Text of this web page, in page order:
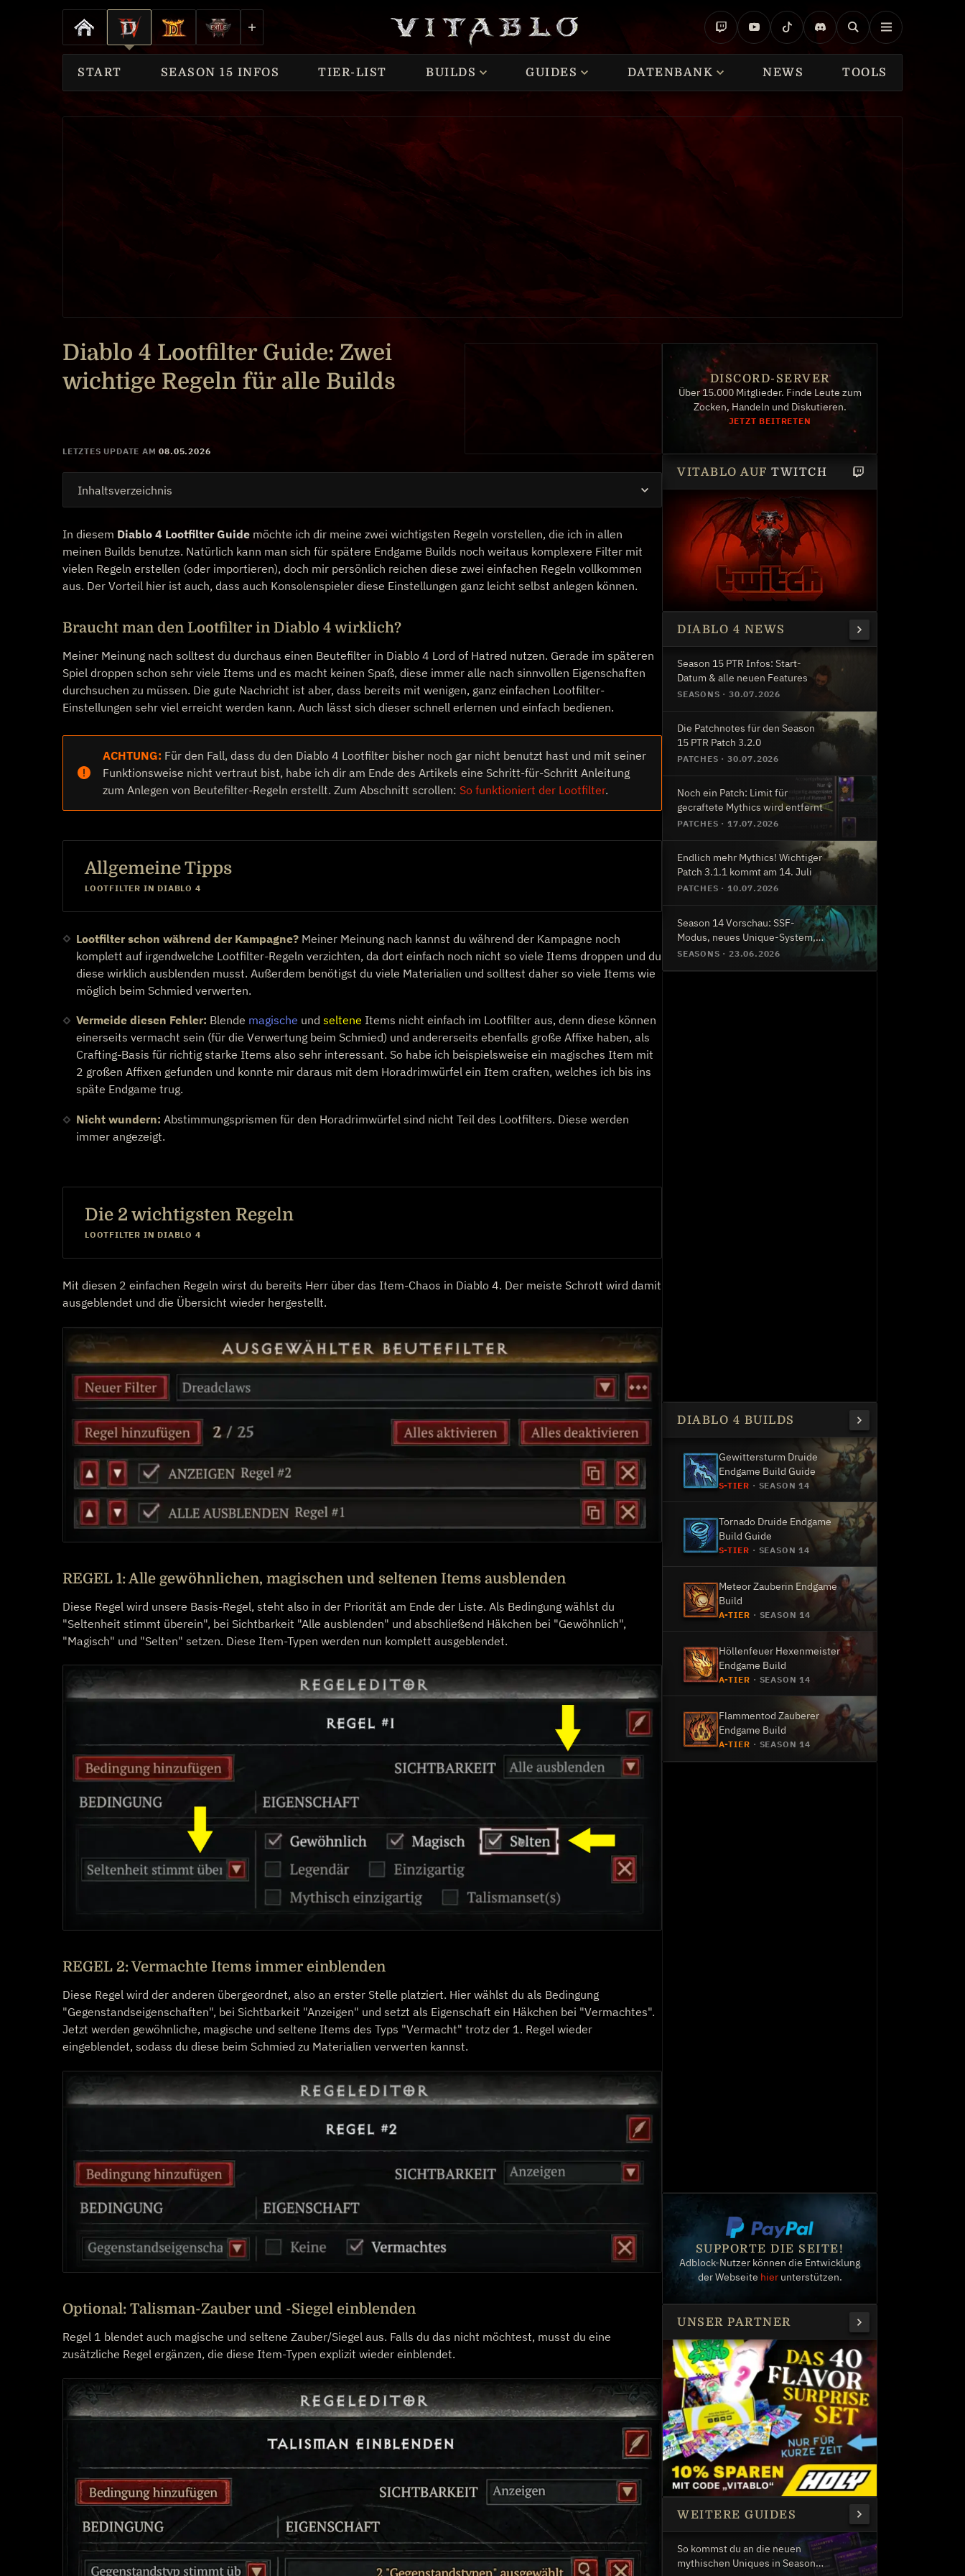
START SEASON 15 INFOS TIER-LIST BUILDS GUIDES DATENBANK NEWS TOOLS
Diablo 4 Lootfilter Guide: Zwei
wichtige Regeln für alle Builds
LETZTES UPDATE AM08.05.2026
Inhaltsverzeichnis
In diesem Diablo 4 Lootfilter Guide möchte ich dir meine zwei wichtigsten Regeln vorstellen, die ich in allen
meinen Builds benutze. Natürlich kann man sich für spätere Endgame Builds noch weitaus komplexere Filter mit
vielen Regeln erstellen (oder importieren), doch mir persönlich reichen diese zwei einfachen Regeln vollkommen
aus. Der Vorteil hier ist auch, dass auch Konsolenspieler diese Einstellungen ganz leicht selbst anlegen können.
Braucht man den Lootfilter in Diablo 4 wirklich?
Meiner Meinung nach solltest du durchaus einen Beutefilter in Diablo 4 Lord of Hatred nutzen. Gerade im späteren
Spiel droppen schon sehr viele Items und es macht keinen Spaß, diese immer alle nach sinnvollen Eigenschaften
durchsuchen zu müssen. Die gute Nachricht ist aber, dass bereits mit wenigen, ganz einfachen Lootfilter-
Einstellungen sehr viel erreicht werden kann. Auch lässt sich dieser schnell erlernen und einfach bedienen.
ACHTUNG: Für den Fall, dass du den Diablo 4 Lootfilter bisher noch gar nicht benutzt hast und mit seiner
Funktionsweise nicht vertraut bist, habe ich dir am Ende des Artikels eine Schritt-für-Schritt Anleitung
zum Anlegen von Beutefilter-Regeln erstellt. Zum Abschnitt scrollen: So funktioniert der Lootfilter.
Allgemeine Tipps
LOOTFILTER IN DIABLO 4
Lootfilter schon während der Kampagne? Meiner Meinung nach kannst du während der Kampagne noch
komplett auf irgendwelche Lootfilter-Regeln verzichten, da dort einfach noch nicht so viele Items droppen und du
diese wirklich ausblenden musst. Außerdem benötigst du viele Materialien und solltest daher so viele Items wie
möglich beim Schmied verwerten.
Vermeide diesen Fehler: Blende magische undseltene Items nicht einfach im Lootfilter aus, denn diese können
einerseits vermacht sein (für die Verwertung beim Schmied) und andererseits ebenfalls große Affixe haben, als
Crafting-Basis für richtig starke Items also sehr interessant. So habe ich beispielsweise ein magisches Item mit
2 großen Affixen gefunden und konnte mir daraus mit dem Horadrimwürfel ein Item craften, welches ich bis ins
späte Endgame trug.
Nicht wundern: Abstimmungsprismen für den Horadrimwürfel sind nicht Teil des Lootfilters. Diese werden
immer angezeigt.
Die 2 wichtigsten Regeln
LOOTFILTER IN DIABLO 4
Mit diesen 2 einfachen Regeln wirst du bereits Herr über das Item-Chaos in Diablo 4. Der meiste Schrott wird damit
ausgeblendet und die Übersicht wieder hergestellt.
REGEL 1: Alle gewöhnlichen, magischen und seltenen Items ausblenden
Diese Regel wird unsere Basis-Regel, steht also in der Priorität am Ende der Liste. Als Bedingung wählst du
"Seltenheit stimmt überein", bei Sichtbarkeit "Alle ausblenden" und abschließend Häkchen bei "Gewöhnlich",
"Magisch" und "Selten" setzen. Diese Item-Typen werden nun komplett ausgeblendet.
REGEL 2: Vermachte Items immer einblenden
Diese Regel wird der anderen übergeordnet, also an erster Stelle platziert. Hier wählst du als Bedingung
"Gegenstandseigenschaften", bei Sichtbarkeit "Anzeigen" und setzt als Eigenschaft ein Häkchen bei "Vermachtes".
Jetzt werden gewöhnliche, magische und seltene Items des Typs "Vermacht" trotz der 1. Regel wieder
eingeblendet, sodass du diese beim Schmied zu Materialien verwerten kannst.
Optional: Talisman-Zauber und -Siegel einblenden
Regel 1 blendet auch magische und seltene Zauber/Siegel aus. Falls du das nicht möchtest, musst du eine
zusätzliche Regel ergänzen, die diese Item-Typen explizit wieder einblendet.
DISCORD-SERVER
Über 15.000 Mitglieder. Finde Leute zum
Zocken, Handeln und Diskutieren.
JETZT BEITRETEN
VITABLO AUF TWITCH
DIABLO 4 NEWS
Season 15 PTR Infos: Start-
Datum & alle neuen Features
SEASONS · 30.07.2026
Die Patchnotes für den Season
15 PTR Patch 3.2.0
PATCHES · 30.07.2026
Noch ein Patch: Limit für
gecraftete Mythics wird entfernt
PATCHES · 17.07.2026
Endlich mehr Mythics! Wichtiger
Patch 3.1.1 kommt am 14. Juli
PATCHES · 10.07.2026
Season 14 Vorschau: SSF-
Modus, neues Unique-System,
Ranglisten Rewards
SEASONS · 23.06.2026
DIABLO 4 BUILDS
Gewittersturm Druide
Endgame Build Guide
S-TIER · SEASON 14
Tornado Druide Endgame
Build Guide
S-TIER · SEASON 14
Meteor Zauberin Endgame
Build
A-TIER · SEASON 14
Höllenfeuer Hexenmeister
Endgame Build
A-TIER · SEASON 14
Flammentod Zauberer
Endgame Build
A-TIER · SEASON 14
SUPPORTE DIE SEITE!
Adblock-Nutzer können die Entwicklung
der Webseite hierunterstützen.
UNSER PARTNER
WEITERE GUIDES
So kommst du an die neuen
mythischen Uniques in Season